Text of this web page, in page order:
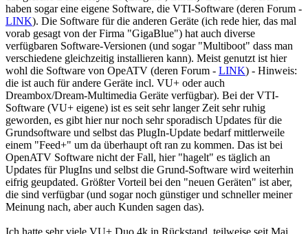
haben sogar eine eigene Software, die VTI-Software (deren Forum -
LINK). Die Software für die anderen Geräte (ich rede hier, das mal
vorab gesagt von der Firma "GigaBlue") hat auch diverse
verfügbaren Software-Versionen (und sogar "Multiboot" dass man
verschiedene gleichzeitig installieren kann). Meist genutzt ist hier
wohl die Software von OpeATV (deren Forum - LINK) - Hinweis:
die ist auch für andere Geräte incl. VU+ oder auch
Dreambox/Dream-Multimedia Geräte verfügbar). Bei der VTI-
Software (VU+ eigene) ist es seit sehr langer Zeit sehr ruhig
geworden, es gibt hier nur noch sehr sporadisch Updates für die
Grundsoftware und selbst das PlugIn-Update bedarf mittlerweile
einem "Feed+" um da überhaupt oft ran zu kommen. Das ist bei
OpenATV Software nicht der Fall, hier "hagelt" es täglich an
Updates für PlugIns und selbst die Grund-Software wird weiterhin
eifrig geupdated. Größter Vorteil bei den "neuen Geräten" ist aber,
die sind verfügbar (und sogar noch günstiger und schneller meiner
Meinung nach, aber auch Kunden sagen das).